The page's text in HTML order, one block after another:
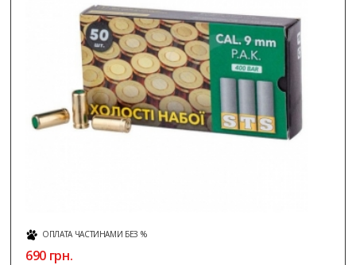
ОПЛАТА ЧАСТИНАМИ БЕЗ %
690 грн.